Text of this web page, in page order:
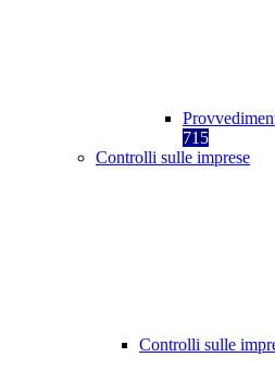
715
Controlli sulle imprese
Controlli sulle